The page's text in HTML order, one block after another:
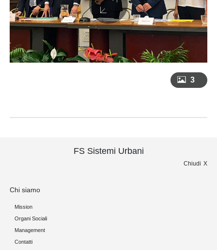
3
FS Sistemi Urbani
Chiudi
Chi siamo
Mission
Organi Sociali
Management
Contatti